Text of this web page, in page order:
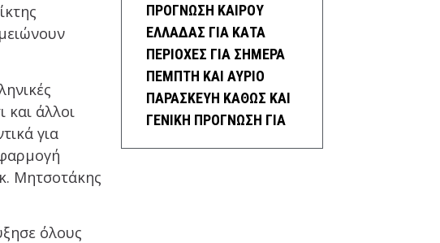
και άλλοι
για
Μητσοτάκης
όλους
ΠΡΟΓΝΩΣΗ ΚΑΙΡΟΥ
ΕΛΛΑΔΑΣ ΓΙΑ ΚΑΤΑ
ΠΕΡΙΟΧΕΣ ΓΙΑ ΣΗΜΕΡΑ
ΠΕΜΠΤΗ ΚΑΙ ΑΥΡΙΟ
ΠΑΡΑΣΚΕΥΗ ΚΑΘΩΣ ΚΑΙ
ΓΕΝΙΚΗ ΠΡΟΓΝΩΣΗ ΓΙΑ